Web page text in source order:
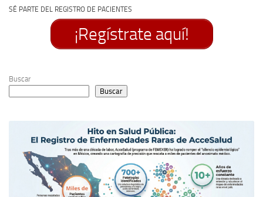
SÉ PARTE DEL REGISTRO DE PACIENTES
¡Regístrate aquí!
Buscar
Buscar